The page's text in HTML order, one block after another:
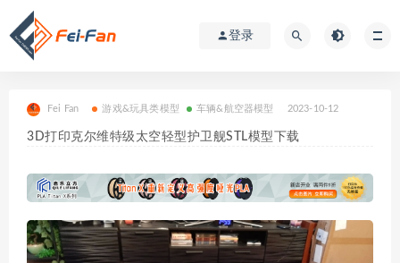
登录
Fei Fan 游戏&玩具类模型 车辆&航空器模型 2023-10-12
3D打印克尔维特级太空轻型护卫舰STL模型下载